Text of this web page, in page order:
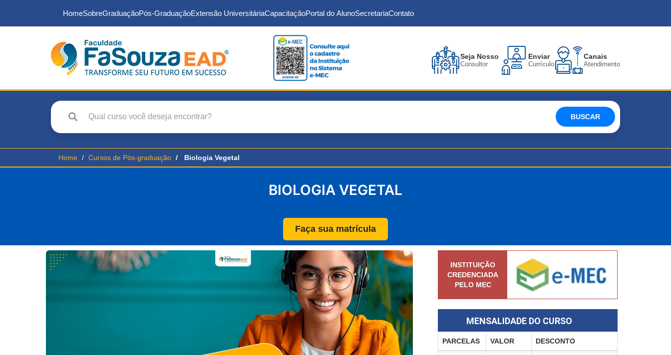
HomeSobreGraduaçãoPós-GraduaçãoExtensão UniversitáriaCapacitaçãoPortal do AlunoSecretariaContato
Seja Nosso
Consultor
Enviar
Currículo
Canais
Atendimento
BUSCAR
Home Cursos de Pós-graduação Biologia Vegetal
BIOLOGIA VEGETAL
Faça sua matrícula
INSTITUIÇÃO
CREDENCIADA
PELO MEC
MENSALIDADE DO CURSO
PARCELAS VALOR DESCONTO